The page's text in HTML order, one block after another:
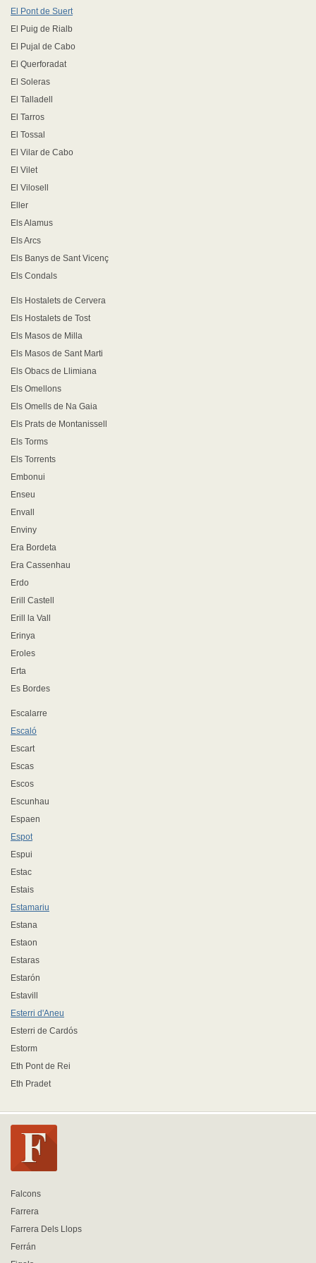
El Pont de Suert
El Puig de Rialb
El Pujal de Cabo
El Querforadat
El Soleras
El Talladell
El Tarros
El Tossal
El Vilar de Cabo
El Vilet
El Vilosell
Eller
Els Alamus
Els Arcs
Els Banys de Sant Vicenç
Els Condals
Els Hostalets de Cervera
Els Hostalets de Tost
Els Masos de Milla
Els Masos de Sant Marti
Els Obacs de Llimiana
Els Omellons
Els Omells de Na Gaia
Els Prats de Montanissell
Els Torms
Els Torrents
Embonui
Enseu
Envall
Enviny
Era Bordeta
Era Cassenhau
Erdo
Erill Castell
Erill la Vall
Erinya
Eroles
Erta
Es Bordes
Escalarre
Escaló
Escart
Escas
Escos
Escunhau
Espaen
Espot
Espui
Estac
Estais
Estamariu
Estana
Estaon
Estaras
Estarón
Estavill
Esterri d'Aneu
Esterri de Cardós
Estorm
Eth Pont de Rei
Eth Pradet
Falcons
Farrera
Farrera Dels Llops
Ferrán